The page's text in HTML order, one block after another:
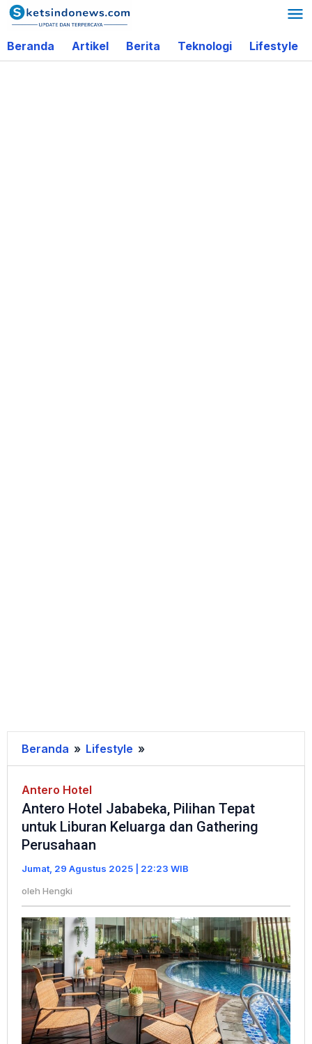
Lewati
ke
konten
Beranda Artikel Berita Teknologi Lifestyle
Beranda » Lifestyle »
Hotel
Pilihan
Tepat
Liburan
dan
Gathering
Perusahaan
Antero Hotel
Antero Hotel Jababeka, Pilihan Tepat
untuk Liburan Keluarga dan Gathering
Perusahaan
Jumat, 29 Agustus 2025 | 22:23 WIB
oleh Hengki